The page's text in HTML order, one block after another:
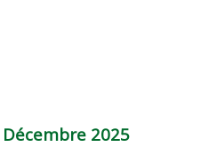
Décembre 2025